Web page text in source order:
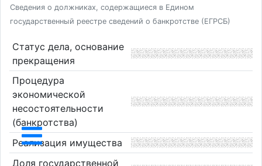
Сведения о должниках, содержащиеся в Едином
государственный реестре сведений о банкротстве (ЕГРСБ)
Статус дела, основание
прекращения
Процедура
экономической
несостоятельности
(банкротства)
Реализация имущества
Доля государственной